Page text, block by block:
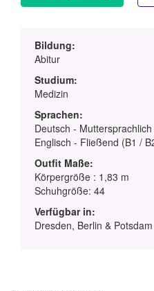
Bildung:
Abitur
Studium:
Medizin
Sprachen:
Deutsch -
Englisch - Fließend (B1 /
Outfit Maße:
Körpergröße : 1,83 m
Schuhgröße: 44
Verfügbar in:
Dresden, Berlin & Potsdam